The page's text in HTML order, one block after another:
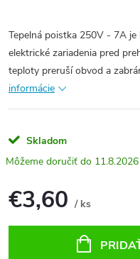
Tepelná poistka 250V - 7A
elektrické zariadenia pred
teploty preruší obvod a
informácie
Skladom
11.8.2026
€3,60 / ks